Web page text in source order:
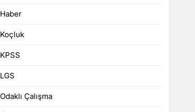
Haber
Koçluk
KPSS
LGS
Odaklı Çalışma